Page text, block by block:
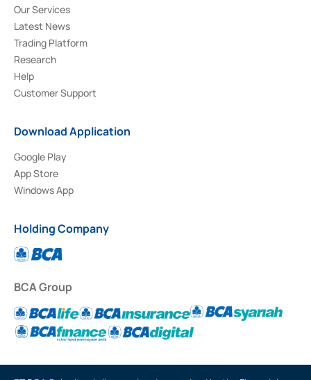
Our Services
Latest News
Trading Platform
Research
Help
Customer Support
Download Application
Google Play
App Store
Windows App
Holding Company
BCA Group